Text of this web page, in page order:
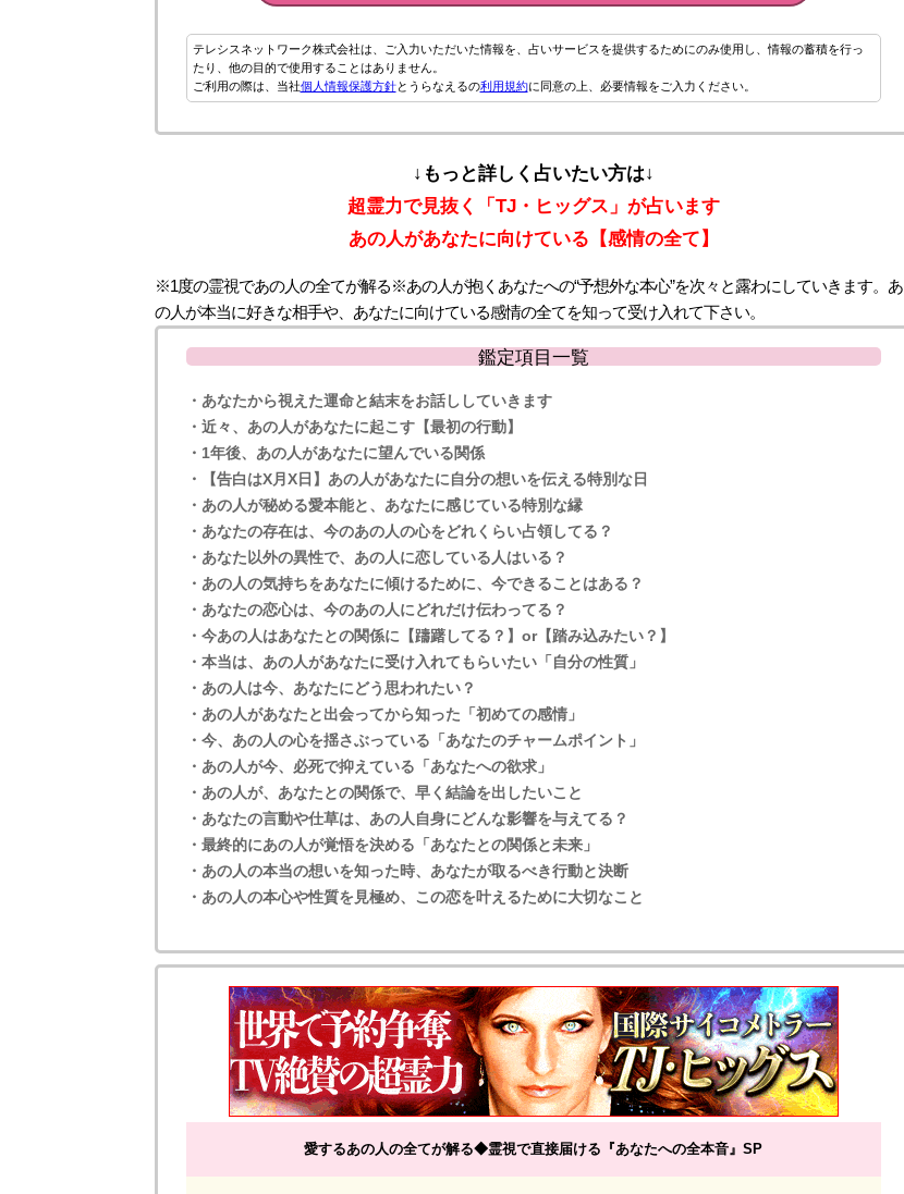
テレシスネットワーク株式会社は、ご入力いただいた情報を、占いサービスを提供するためにのみ使用し、情報の蓄積を行っ
たり、他の目的で使用することはありません。
ご利用の際は、当社個人情報保護方針とうらなえるの利用規約に同意の上、必要情報をご入力ください。
↓もっと詳しく占いたい方は↓
超霊力で見抜く「TJ・ヒッグス」が占います
あの人があなたに向けている【感情の全て】
※1度の霊視であの人の全てが解る※あの人が抱くあなたへの“予想外な本心”を次々と露わにしていきます。あ
の人が本当に好きな相手や、あなたに向けている感情の全てを知って受け入れて下さい。
鑑定項目一覧
・あなたから視えた運命と結末をお話ししていきます
・近々、あの人があなたに起こす【最初の行動】
・1年後、あの人があなたに望んでいる関係
・【告白はX月X日】あの人があなたに自分の想いを伝える特別な日
・あの人が秘める愛本能と、あなたに感じている特別な縁
・あなたの存在は、今のあの人の心をどれくらい占領してる？
・あなた以外の異性で、あの人に恋している人はいる？
・あの人の気持ちをあなたに傾けるために、今できることはある？
・あなたの恋心は、今のあの人にどれだけ伝わってる？
・今あの人はあなたとの関係に【躊躇してる？】or【踏み込みたい？】
・本当は、あの人があなたに受け入れてもらいたい「自分の性質」
・あの人は今、あなたにどう思われたい？
・あの人があなたと出会ってから知った「初めての感情」
・今、あの人の心を揺さぶっている「あなたのチャームポイント」
・あの人が今、必死で抑えている「あなたへの欲求」
・あの人が、あなたとの関係で、早く結論を出したいこと
・あなたの言動や仕草は、あの人自身にどんな影響を与えてる？
・最終的にあの人が覚悟を決める「あなたとの関係と未来」
・あの人の本当の想いを知った時、あなたが取るべき行動と決断
・あの人の本心や性質を見極め、この恋を叶えるために大切なこと
愛するあの人の全てが解る◆霊視で直接届ける『あなたへの全本音』SP